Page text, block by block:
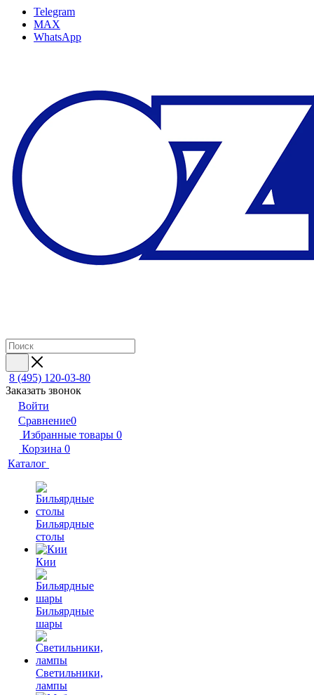
Telegram
MAX
WhatsApp
8 (495) 120-03-80
Заказать звонок
Войти
Сравнение0
Избранные товары 0
Корзина 0
Каталог
Бильярдные
столы
Кии
Бильярдные
шары
Светильники,
лампы